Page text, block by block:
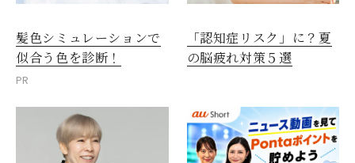
髪色シミュレーションで
似合う色を診断！
PR
「認知症リスク」に？夏
の脳疲れ対策５選